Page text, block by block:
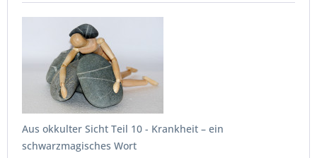
Aus okkulter Sicht Teil 10 - Krankheit – ein
schwarzmagisches Wort